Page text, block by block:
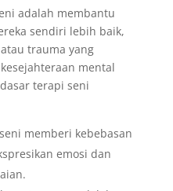
adalah membantu
sendiri lebih baik,
trauma yang
mental
terapi seni
memberi kebebasan
emosi dan